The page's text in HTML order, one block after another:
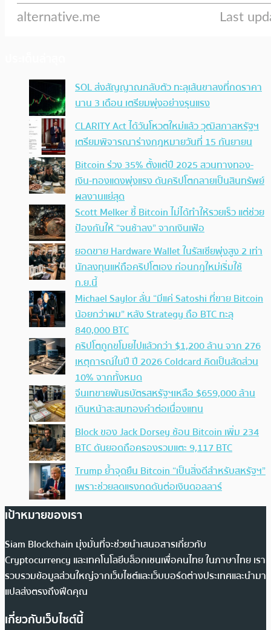
SOL ส่งสัญญาณกลับตัว ทะลุเส้นขาลงที่กดราคา
นาน 3 เดือน เตรียมพุ่งอย่างรุนแรง
CLARITY Act ได้วันโหวตใหม่แล้ว วุฒิสภาสหรัฐฯ
เตรียมพิจารณาร่างกฎหมายวันที่ 15 กันยายน
Bitcoin ร่วง 35% ตั้งแต่ปี 2025 สวนทางทอง-
เงิน-ทองแดงพุ่งแรง ดันคริปโตกลายเป็นสินทรัพย์
ผลงานแย่สุด
Scott Melker ชี้ Bitcoin ไม่ได้ทำให้รวยเร็ว แต่ช่วย
ป้องกันให้ “จนช้าลง” จากเงินเฟ้อ
ยอดขาย Hardware Wallet ในรัสเซียพุ่งสูง 2 เท่า
นักลงทุนแห่ถือคริปโตเอง ก่อนกฎใหม่เริ่มใช้
ก.ย.นี้
Michael Saylor ลั่น “มีแค่ Satoshi ที่ขาย Bitcoin
น้อยกว่าผม” หลัง Strategy ถือ BTC ทะลุ
840,000 BTC
คริปโตถูกขโมยไปแล้วกว่า $1,200 ล้าน จาก 276
เหตุการณ์ในปี ปี 2026 Coldcard คิดเป็นสัดส่วน
10% จากทั้งหมด
จีนเทขายพันธบัตรสหรัฐฯเหลือ $659,000 ล้าน
เดินหน้าสะสมทองคำต่อเนื่องแทน
Block ของ Jack Dorsey ช้อน Bitcoin เพิ่ม 234
BTC ดันยอดถือครองรวมแตะ 9,117 BTC
Trump ย้ำจุดยืน Bitcoin “เป็นสิ่งดีสำหรับสหรัฐฯ”
เพราะช่วยลดแรงกดดันต่อเงินดอลลาร์
เป้าหมายของเรา
Siam Blockchain มุ่งมั่นที่จะช่วยนำเสนอสารเกี่ยวกับ
Cryptocurrency และเทคโนโลยีบล็อกเชนเพื่อคนไทย ในภาษาไทย เรา
รวบรวมข้อมูลส่วนใหญ่จากเว็บไซต์และเว็บบอร์ดต่างประเทศและนำมา
แปลส่งตรงถึงฟีดคุณ
เกี่ยวกับเว็บไซต์นี้